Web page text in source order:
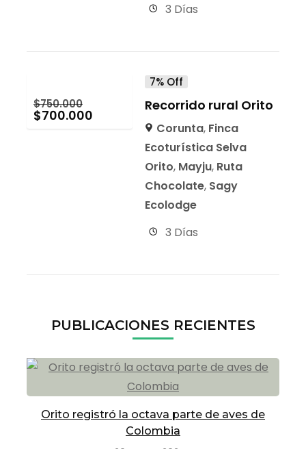
3 Días
$750.000
$700.000
7% Off
Recorrido rural Orito
Corunta, Finca
Ecoturística Selva
Orito, Mayju, Ruta
Chocolate, Sagy
Ecolodge
3 Días
PUBLICACIONES RECIENTES
Orito registró la octava parte de aves de
Colombia